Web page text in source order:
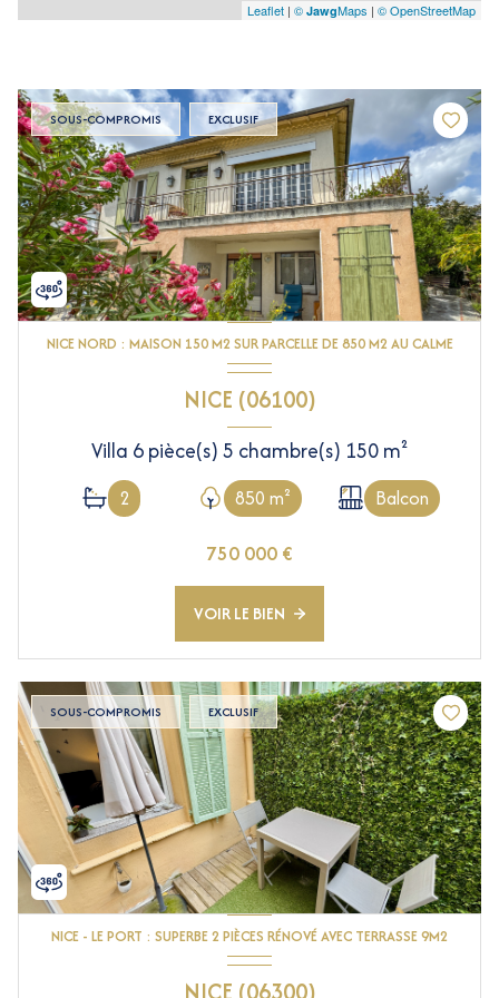
Leaflet | © JawgMaps | © OpenStreetMap
SOUS-COMPROMIS EXCLUSIF
NICE NORD : MAISON 150 M2 SUR PARCELLE DE 850 M2 AU CALME
NICE (06100)
Villa 6 pièce(s) 5 chambre(s) 150 m²
2 850 m² Balcon
750 000 €
VOIR LE BIEN
SOUS-COMPROMIS EXCLUSIF
NICE - LE PORT : SUPERBE 2 PIÈCES RÉNOVÉ AVEC TERRASSE 9M2